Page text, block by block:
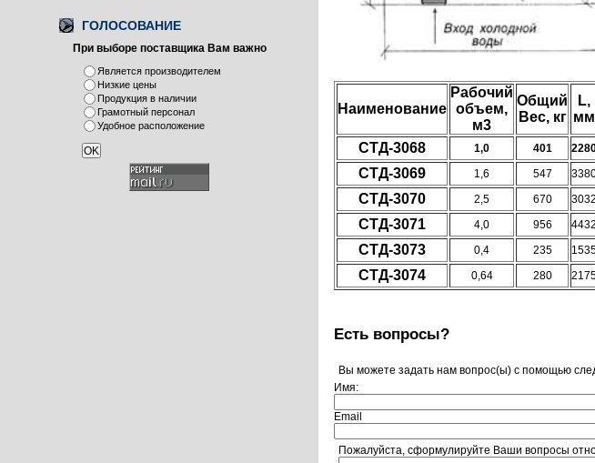
ГОЛОСОВАНИЕ
При выборе поставщика Вам важно
Является производителем
Низкие цены
Продукция в наличии
Грамотный персонал
Удобное расположение
Наименование
Рабочий
объем,
м3
Общий
Вес, кг
L,
мм
СТД-3068
1,0 401
СТД-3069 1,6 547
СТД-3070 2,5 670 3032
СТД-3071 4,0 956 4432
СТД-3073 0,4 235
СТД-3074 0,64 280
Есть вопросы?
Вы можете задать нам вопрос(ы) с помощью
Имя:
Email
Пожалуйста, сформулируйте Ваши вопросы